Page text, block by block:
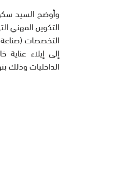
وأوضح السيد
التكوين المهني
التخصصات
إلى إيلاء
الداخليات وذلك